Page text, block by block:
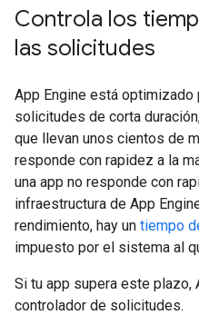
Controla los
las solicitudes
App Engine está optimizado
solicitudes de corta
que llevan unos cientos de
responde con rapidez a la
una app no responde con
infraestructura de App
rendimiento, hay un tiempo
impuesto por el sistema al
Si tu app supera este plazo,
controlador de solicitudes.